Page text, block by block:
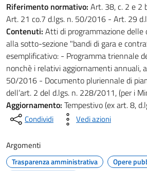
Riferimento normativo: Art. 38, c. 2 e 2
Art. 21 co.7 d.lgs. n. 50/2016 - Art. 29
Contenuti: Atti di programmazione delle
alla sotto-sezione "bandi di gara e
esemplificativo: - Programma triennale
nonchè i relativi aggiornamenti annuali,
50/2016 - Documento pluriennale di
dell’art. 2 del d.lgs. n. 228/2011, (per i
Aggiornamento: Tempestivo (ex art. 8,
Condividi Vedi azioni
Argomenti
Trasparenza amministrativa
Opere